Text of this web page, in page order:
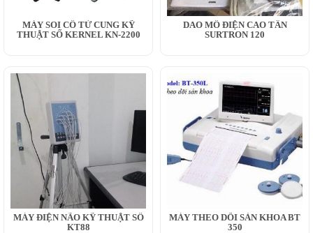
MÁY SOI CỔ TỬ CUNG KỸ
THUẬT SỐ KERNEL KN-2200
DAO MỔ ĐIỆN CAO TẦN
SURTRON 120
MÁY ĐIỆN NÃO KỸ THUẬT SỐ
KT88
MÁY THEO DÕI SẢN KHOA BT
350